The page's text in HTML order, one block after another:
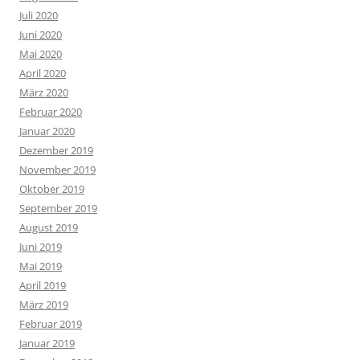
Juli 2020
Juni 2020
Mai 2020
April 2020
März 2020
Februar 2020
Januar 2020
Dezember 2019
November 2019
Oktober 2019
September 2019
August 2019
Juni 2019
Mai 2019
April 2019
März 2019
Februar 2019
Januar 2019